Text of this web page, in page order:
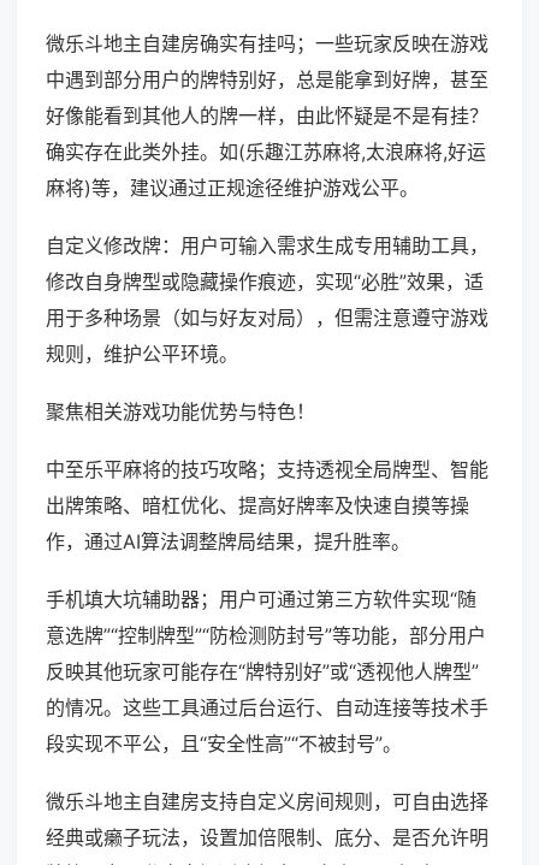
微乐斗地主自建房确实有挂吗；一些玩家反映在游戏
中遇到部分用户的牌特别好，总是能拿到好牌，甚至
好像能看到其他人的牌一样，由此怀疑是不是有挂？
确实存在此类外挂。如(乐趣江苏麻将,太浪麻将,好运
麻将)等，建议通过正规途径维护游戏公平。
自定义修改牌：用户可输入需求生成专用辅助工具，
修改自身牌型或隐藏操作痕迹，实现“必胜”效果，适
用于多种场景（如与好友对局），但需注意遵守游戏
规则，维护公平环境。
聚焦相关游戏功能优势与特色！
中至乐平麻将的技巧攻略；支持透视全局牌型、智能
出牌策略、暗杠优化、提高好牌率及快速自摸等操
作，通过AI算法调整牌局结果，提升胜率。
手机填大坑辅助器；用户可通过第三方软件实现“随
意选牌”“控制牌型”“防检测防封号”等功能，部分用户
反映其他玩家可能存在“牌特别好”或“透视他人牌型”
的情况。这些工具通过后台运行、自动连接等技术手
段实现不平公，且“安全性高”“不被封号”。
微乐斗地主自建房支持自定义房间规则，可自由选择
经典或癞子玩法，设置加倍限制、底分、是否允许明